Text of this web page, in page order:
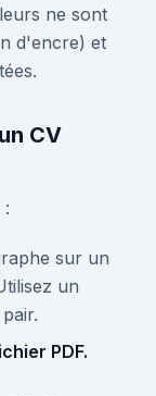
ne sont
d'encre) et
CV
:
sur un
un
PDF.